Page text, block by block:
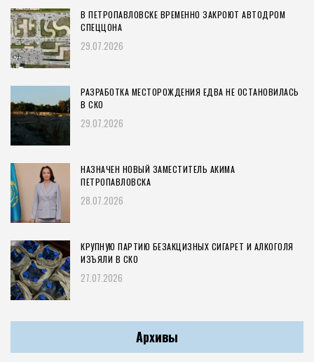
В ПЕТРОПАВЛОВСКЕ ВРЕМЕННО ЗАКРОЮТ АВТОДРОМ
СПЕЦЦОНА
29.07.2026
РАЗРАБОТКА МЕСТОРОЖДЕНИЯ ЕДВА НЕ ОСТАНОВИЛАСЬ
В СКО
29.07.2026
НАЗНАЧЕН НОВЫЙ ЗАМЕСТИТЕЛЬ АКИМА
ПЕТРОПАВЛОВСКА
28.07.2026
КРУПНУЮ ПАРТИЮ БЕЗАКЦИЗНЫХ СИГАРЕТ И АЛКОГОЛЯ
ИЗЪЯЛИ В СКО
27.07.2026
Архивы